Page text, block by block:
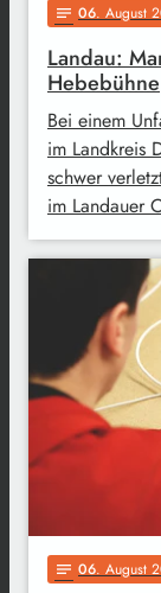
notes 06. August
Landau:
Hebebühne
Bei einem
im Landkreis
schwer
im Landauer
notes 06. August